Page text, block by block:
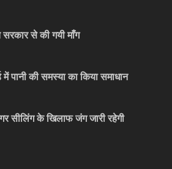
सरकार से की गयी माँग
पानी की समस्या का किया समाधान
सीलिंग के खिलाफ जंग जारी रहेगी